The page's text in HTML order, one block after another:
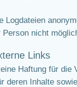
Logdateien
nicht
Links
Haftung für die
deren Inhalte